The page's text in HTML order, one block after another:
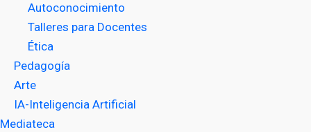
Autoconocimiento
Talleres para Docentes
Ética
Pedagogía
Arte
IA-Inteligencia Artificial
Mediateca